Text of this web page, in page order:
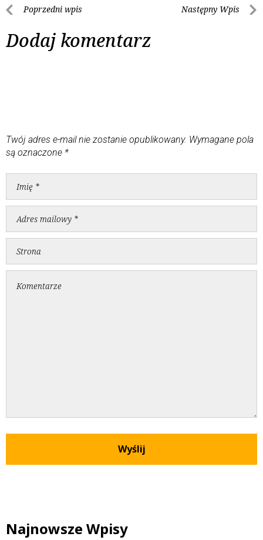
Poprzedni wpis Następny Wpis
Dodaj komentarz
Twój adres e-mail nie zostanie opublikowany. Wymagane pola
są oznaczone *
Najnowsze Wpisy